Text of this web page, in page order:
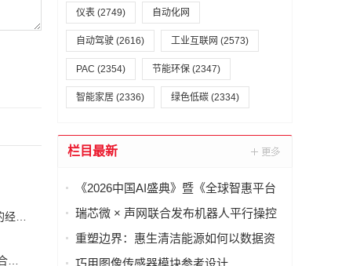
恒力集团董事长陈建华：致力于打造全球行业标杆，为国家的经济高质量发展贡献更大力量|上海电气集团党委书记、董事长吴磊来访
安森美和上能电气携手引领可持续能源应用的发展 两家公司合作开发高性能储能和太阳能组串式逆变器方案 以实现可持续的未来
仪表 (2749) 自动化网
自动驾驶 (2616) 工业互联网 (2573)
PAC (2354) 节能环保 (2347)
智能家居 (2336) 绿色低碳 (2334)
栏目最新
《2026中国AI盛典》暨《全球智惠平台
·AI语料场景合作清单》在上海启动
瑞芯微 × 声网联合发布机器人平行操控
一体化解决方案
重塑边界：惠生清洁能源如何以数据资
产重构海外工程交付
巧用图像传感器模块参考设计